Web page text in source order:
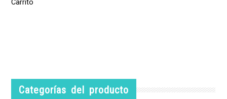
Carrito
Categorías del producto